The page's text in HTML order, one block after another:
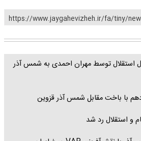
https://www.jaygahevizheh.ir/fa/tiny/
استقلال توسط مهران احمدی به شمس آذر
با باخت مقابل شمس آذر قزوین
و استقلال رد شد